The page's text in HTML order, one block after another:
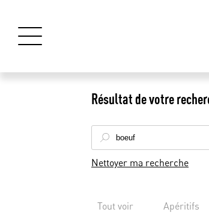
Résultat de votre
Nettoyer ma recherche
Tout voir Apéritifs